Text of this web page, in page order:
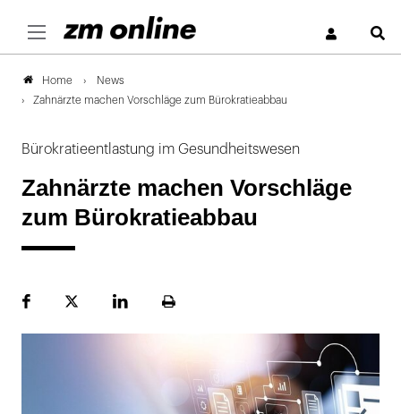
Home
News
Zahnärzte machen Vorschläge zum Bürokratieabbau
Bürokratieentlastung im Gesundheitswesen
Zahnärzte machen Vorschläge
zum Bürokratieabbau
FacebookPlattformLinekdInSeite